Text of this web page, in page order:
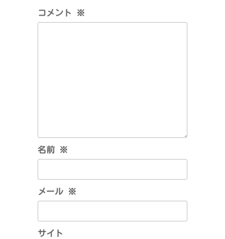
ョ
ン
コメント ※
名前 ※
メール ※
サイト